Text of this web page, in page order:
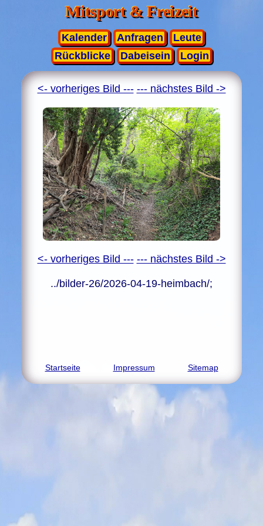
Mitsport & Freizeit
Kalender Anfragen
Leute
Rückblicke
Dabeisein Login
<- vorheriges Bild --- --- nächstes Bild ->
<- vorheriges Bild --- --- nächstes Bild ->
../bilder-26/2026-04-19-heimbach/;
Startseite Impressum Sitemap